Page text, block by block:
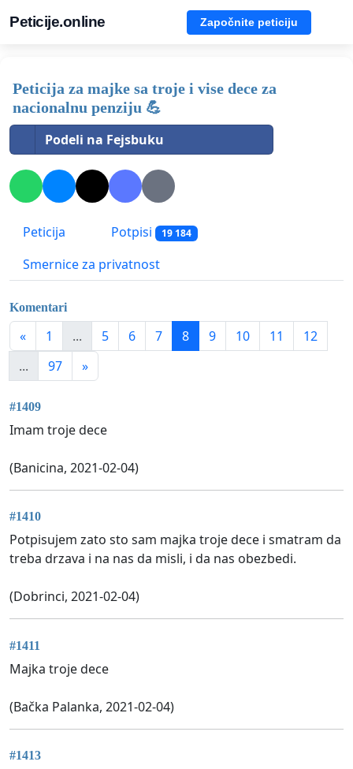
Peticije.online Započnite peticiju
Peticija za majke sa troje i vise dece za
nacionalnu penziju 💪
Podeli na Fejsbuku
Peticija Potpisi 19 184
Smernice za privatnost
Komentari
« 1 ... 5 6 7 8 9 10 11
12
...
97 »
#1409
Imam troje dece
(Banicina, 2021-02-04)
#1410
Potpisujem zato sto sam majka troje dece i smatram da
treba drzava i na nas da misli, i da nas obezbedi.
(Dobrinci, 2021-02-04)
#1411
Majka troje dece
(Bačka Palanka, 2021-02-04)
#1413